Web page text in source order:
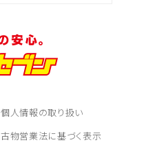
個人情報の取り扱い
古物営業法に基づく表示